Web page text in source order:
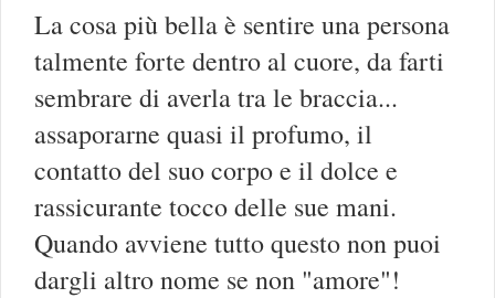
La cosa più bella è sentire una persona
talmente forte dentro al cuore, da farti
sembrare di averla tra le braccia...
assaporarne quasi il profumo, il
contatto del suo corpo e il dolce e
rassicurante tocco delle sue mani.
Quando avviene tutto questo non puoi
dargli altro nome se non "amore"!